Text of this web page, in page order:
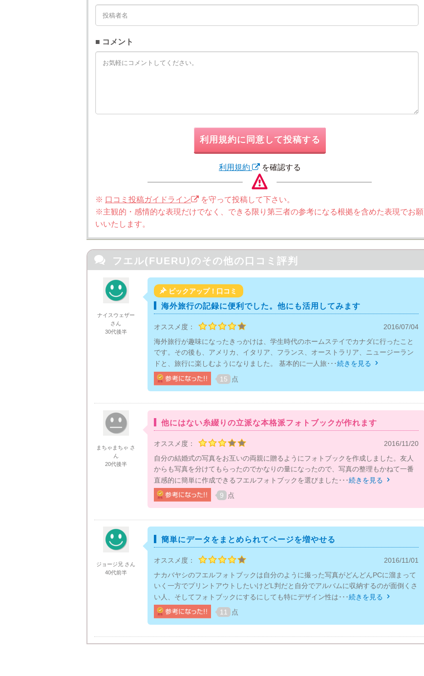
■ コメント
利用規約に同意して投稿する
利用規約 を確認する
※ 口コミ投稿ガイドライン
を守って投稿して下さい。
※主観的・感情的な表現だけでなく、できる限り第三者の参考になる根拠を含めた表現でお願
いいたします。
 フエル(FUERU)のその他の口コミ評判
ナイスウェザー
さん
30代後半
 ピックアップ！口コミ
海外旅行の記録に便利でした。他にも活用してみます
オススメ度：
2016/07/04
海外旅行が趣味になったきっかけは、学生時代のホームステイでカナダに行ったこと
です。その後も、アメリカ、イタリア、フランス、オーストラリア、ニュージーラン
ドと、旅行に楽しむようになりました。 基本的に一人旅･･･続きを見る 
15 点
まちゃまちゃ さ
ん
20代後半
他にはない糸綴りの立派な本格派フォトブックが作れます
オススメ度：
2016/11/20
自分の結婚式の写真をお互いの両親に贈るようにフォトブックを作成しました。友人
からも写真を分けてもらったのでかなりの量になったので、写真の整理もかねて一番
直感的に簡単に作成できるフエルフォトブックを選びました･･･続きを見る 
9 点
ジョージ兄 さん
40代前半
簡単にデータをまとめられてページを増やせる
オススメ度：
2016/11/01
ナカバヤシのフエルフォトブックは自分のように撮った写真がどんどんPCに溜まって
いく一方でプリントアウトしたいけどL判だと自分でアルバムに収納するのが面倒くさ
い人、そしてフォトブックにするにしても特にデザイン性は･･･続きを見る 
11 点